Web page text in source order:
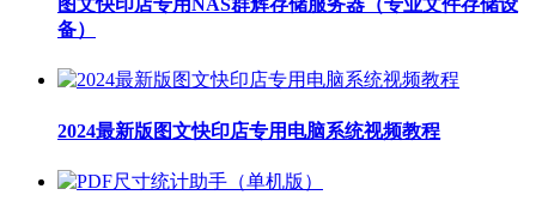
图文快印店专用NAS群辉存储服务器（专业文件存储设
备）
2024最新版图文快印店专用电脑系统视频教程